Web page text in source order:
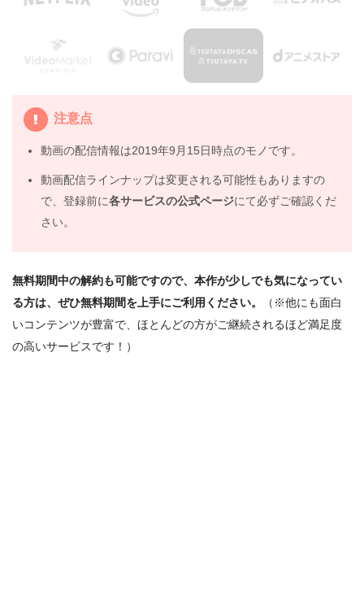
注意点
動画の配信情報は2019年9月15日時点のモノです。
動画配信ラインナップは変更される可能性もありますの
で、登録前に各サービスの公式ページにて必ずご確認くだ
さい。
無料期間中の解約も可能ですので、本作が少しでも気になってい
る方は、ぜひ無料期間を上手にご利用ください。
（※他にも面白
いコンテンツが豊富で、ほとんどの方がご継続されるほど満足度
の高いサービスです！）